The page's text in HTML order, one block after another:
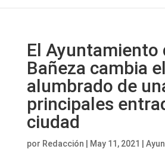
El Ayuntamiento
Bañeza cambia el
alumbrado de
principales
ciudad
por Redacción May 11, 2021